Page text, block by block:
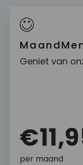
Geniet van
per maand